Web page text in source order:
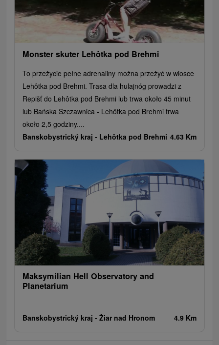
Monster skuter Lehôtka pod Brehmi
To przeżycie pełne adrenaliny można przeżyć w wiosce
Lehôtka pod Brehmi. Trasa dla hulajnóg prowadzi z
Repišť do Lehôtka pod Brehmi lub trwa około 45 minut
lub Bańska Szczawnica - Lehôtka pod Brehmi trwa
około 2,5 godziny....
Banskobystrický kraj - Lehôtka pod Brehmi 4.63 Km
Maksymilian Hell Observatory and
Planetarium
Banskobystrický kraj - Žiar nad Hronom 4.9 Km